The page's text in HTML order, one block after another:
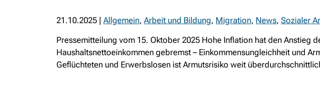
21.10.2025 | Allgemein, Arbeit und Bildung, Migration, News, Sozialer
Pressemitteilung vom 15. Oktober 2025 Hohe Inflation hat den Anstieg
Haushaltsnettoeinkommen gebremst – Einkommensungleichheit und
Geflüchteten und Erwerbslosen ist Armutsrisiko weit